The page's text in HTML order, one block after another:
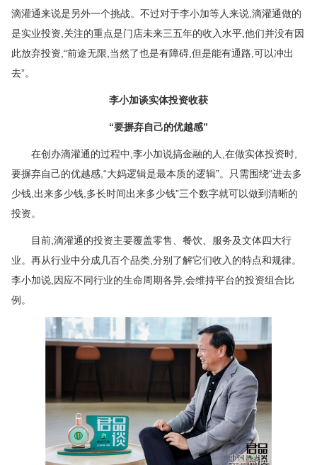
滴灌通来说是另外一个挑战。不过对于李小加等人来说,滴灌通做的
是实业投资,关注的重点是门店未来三五年的收入水平,他们并没有因
此放弃投资,“前途无限,当然了也是有障碍,但是能有通路,可以冲出
去”。
李小加谈实体投资收获
“要摒弃自己的优越感”
在创办滴灌通的过程中,李小加说搞金融的人,在做实体投资时,
要摒弃自己的优越感,“大妈逻辑是最本质的逻辑”。只需围绕“进去多
少钱,出来多少钱,多长时间出来多少钱”三个数字就可以做到清晰的
投资。
目前,滴灌通的投资主要覆盖零售、餐饮、服务及文体四大行
业。再从行业中分成几百个品类,分别了解它们收入的特点和规律。
李小加说,因应不同行业的生命周期各异,会维持平台的投资组合比
例。